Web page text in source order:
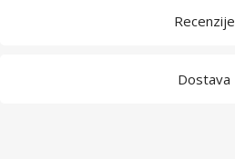
Recenzije
Dostava